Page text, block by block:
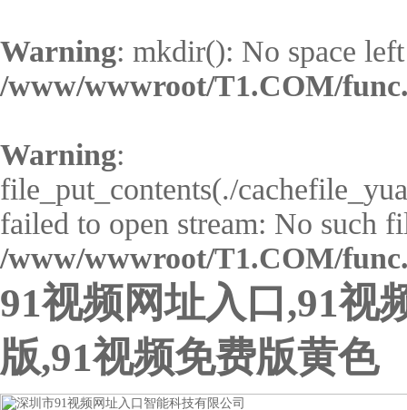
Warning: mkdir(): No space
/www/wwwroot/T1.COM/
Warning:
file_put_contents(./
failed to open stream: No such
/www/wwwroot/T1.COM/
91视频网址入口,91视
版,91视频免费版黄色